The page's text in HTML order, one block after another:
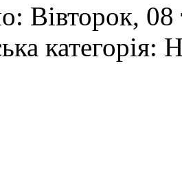
Вівторок,
категорія: